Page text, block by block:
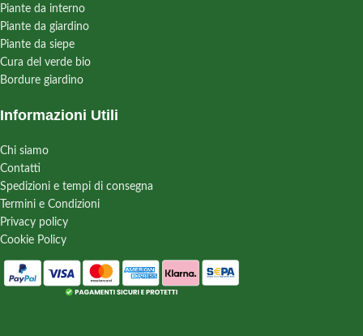
Piante da interno
Piante da giardino
Piante da siepe
Cura del verde bio
Bordure giardino
Informazioni Utili
Chi siamo
Contatti
Spedizioni e tempi di consegna
Termini e Condizioni
Privacy policy
Cookie Policy